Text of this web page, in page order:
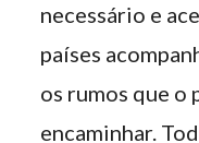
necessário e
países
os rumos que o
encaminhar.